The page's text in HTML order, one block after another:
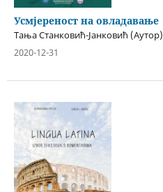
Усмјереност на овладавање
Тања Станковић-Јанковић (Аутор)
2020-12-31